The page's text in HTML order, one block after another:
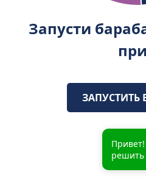
Запусти
ЗАПУСТИТЬ
решить